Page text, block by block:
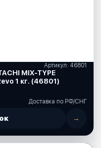
Артикул: 46801
MIX-TYPE
1 кг. (46801)
Доставка по РФ/СНГ
→